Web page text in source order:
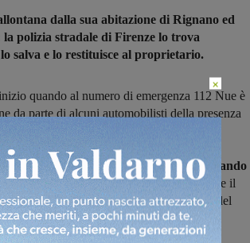
dalla sua abitazione di Rignano ed
polizia stradale di Firenze lo trova
salva e lo restituisce al proprietario.
quando al numero di emergenza 112 Nue è
da parte di alcuni automobilisti della presenza
sull’autostrada del Sole in direzione
Polizia Stradale di Firenze hanno
il luogo della segnalazione e adottando
sicurezza, hanno provveduto a rallentare il
per la sicurezza degli utenti in transito e del
×